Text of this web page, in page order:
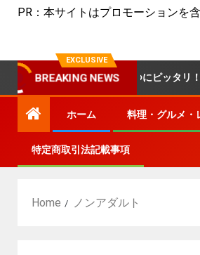
PR：本サイトはプロモーションを
EXCLUSIVE
BREAKING NEWS
やさしい味わい♪おやつにピッタリ！
ホーム 料理・グルメ・
特定商取引法記載事項
Home ノンアダルト